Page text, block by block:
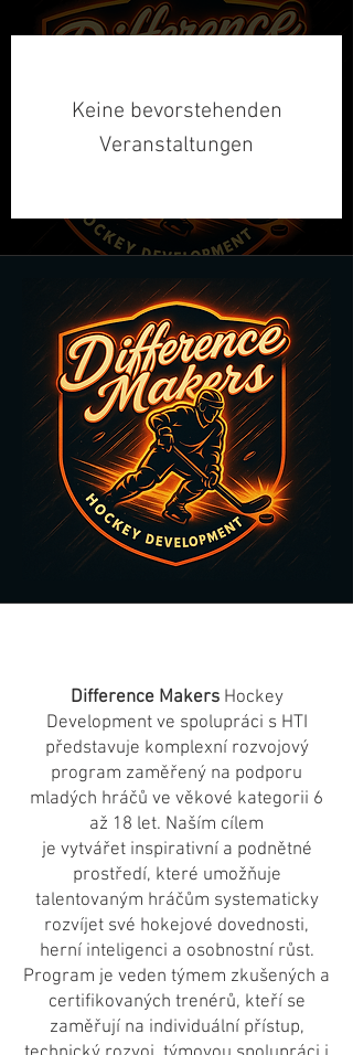
Keine bevorstehenden
Veranstaltungen
Difference MakersHockey
Development ve spolupráci s HTI
představuje komplexní rozvojový
program zaměřený na podporu
mladých hráčů ve věkové kategorii 6
až 18 let. Naším cílem
je vytvářet inspirativní a podnětné
prostředí, které umožňuje
talentovaným hráčům systematicky
rozvíjet své hokejové dovednosti,
herní inteligenci a osobnostní růst.
Program je veden týmem zkušených a
certifikovaných trenérů, kteří se
zaměřují na individuální přístup,